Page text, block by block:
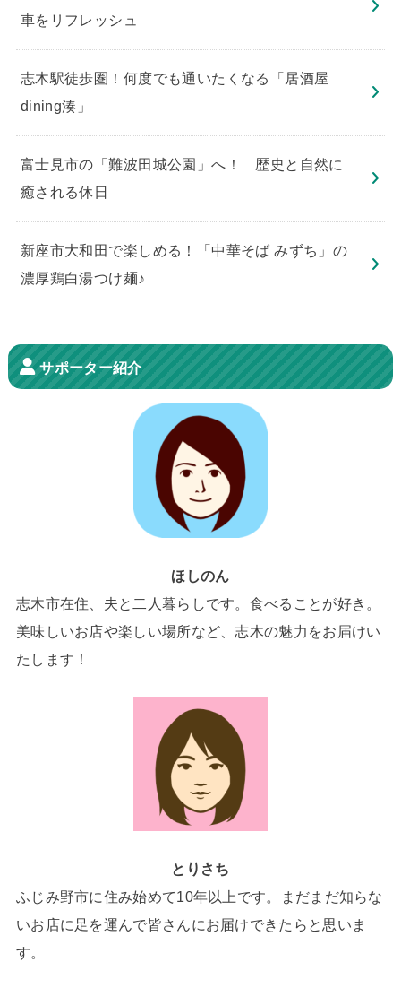
車をリフレッシュ
志木駅徒歩圏！何度でも通いたくなる「居酒屋
dining湊」
​富士見市の「難波田城公園」へ！ 歴史と自然に
癒される休日
新座市大和田で楽しめる！「中華そば みずち」の
濃厚鶏白湯つけ麺♪
サポーター紹介
ほしのん
志木市在住、夫と二人暮らしです。食べることが好き。
美味しいお店や楽しい場所など、志木の魅力をお届けい
たします！
とりさち
ふじみ野市に住み始めて10年以上です。まだまだ知らな
いお店に足を運んで皆さんにお届けできたらと思いま
す。